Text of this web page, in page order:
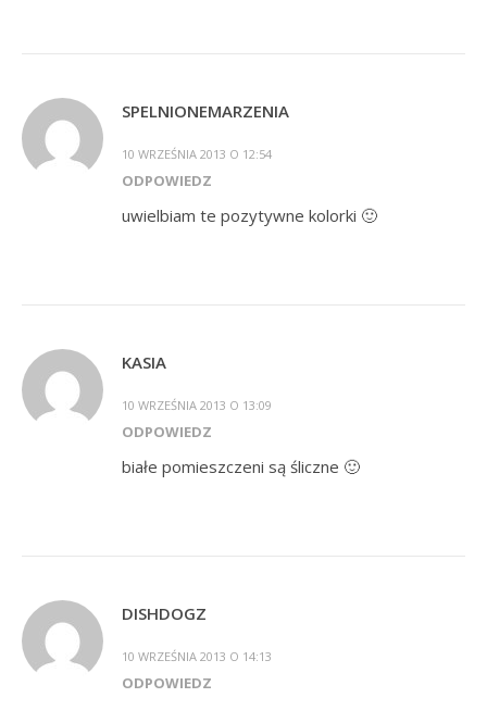
SPELNIONEMARZENIA
10 WRZEŚNIA 2013 O 12:54
ODPOWIEDZ
uwielbiam te pozytywne kolorki 🙂
KASIA
10 WRZEŚNIA 2013 O 13:09
ODPOWIEDZ
białe pomieszczeni są śliczne 🙂
DISHDOGZ
10 WRZEŚNIA 2013 O 14:13
ODPOWIEDZ